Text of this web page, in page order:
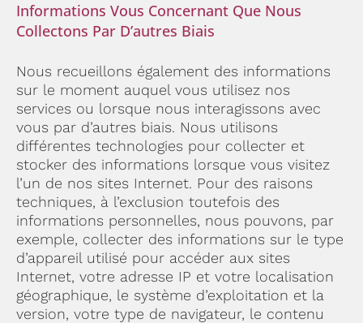
Informations Vous Concernant Que Nous
Collectons Par D’autres Biais
Nous recueillons également des informations
sur le moment auquel vous utilisez nos
services ou lorsque nous interagissons avec
vous par d’autres biais. Nous utilisons
différentes technologies pour collecter et
stocker des informations lorsque vous visitez
l’un de nos sites Internet. Pour des raisons
techniques, à l’exclusion toutefois des
informations personnelles, nous pouvons, par
exemple, collecter des informations sur le type
d’appareil utilisé pour accéder aux sites
Internet, votre adresse IP et votre localisation
géographique, le système d’exploitation et la
version, votre type de navigateur, le contenu